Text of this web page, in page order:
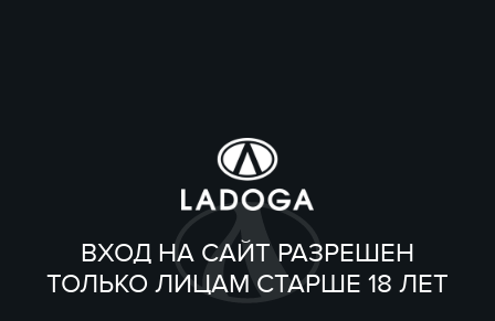
ВХОД НА САЙТ РАЗРЕШЕН
ТОЛЬКО ЛИЦАМ СТАРШЕ 18 ЛЕТ